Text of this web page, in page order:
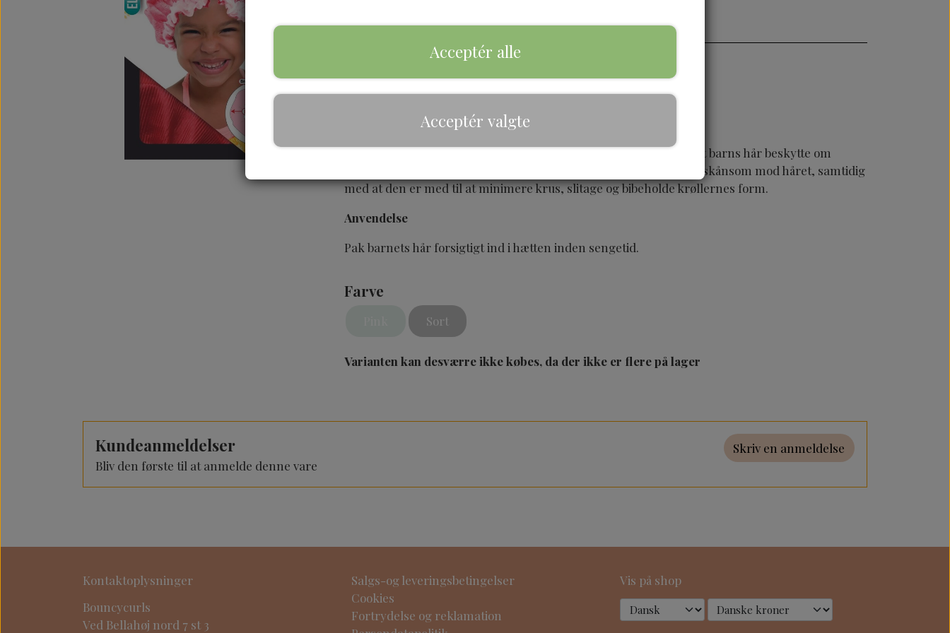
Magic
Satin Bonnet Cap er en behagelig og perfekt hætte, som holder dit barns hår beskytte om
natten. Denne hætte er lavet i super blødt satin materiale, som er skånsom mod håret, samtidig
med at den er med til at minimere krus, slitage og bibeholde krøllernes form.
Anvendelse
Pak barnets hår forsigtigt ind i hætten inden sengetid.
Farve
Sort
Varianten kan desværre ikke købes, da der ikke er flere på lager
Skriv en anmeldelse
Kundeanmeldelser
Bliv den første til at anmelde denne vare
Kontaktoplysninger
Bouncycurls
Ved Bellahøj nord 7 st 3
Salgs-og leveringsbetingelser
Cookies
Fortrydelse og reklamation
Vis på shop
Acceptér alle
Acceptér valgte